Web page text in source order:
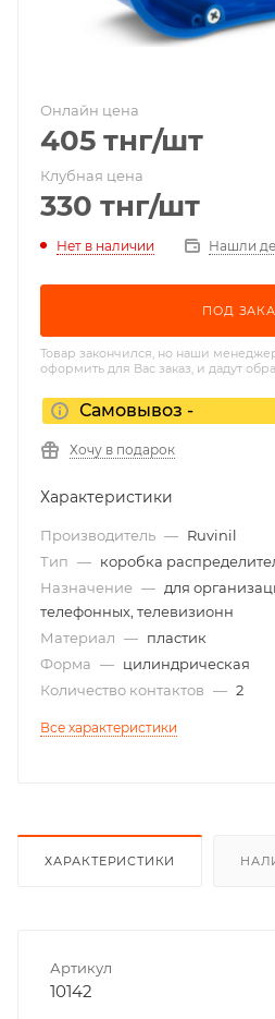
Онлайн цена
405 тнг/шт
Клубная цена
330 тнг/шт
Нет в наличии Нашли
ПОД
Товар закончился, но наши
оформить для Вас заказ, и дадут
Самовывоз -
Хочу в подарок
Характеристики
Производитель — Ruvinil
Тип — коробка
Назначение — для
телефонных, телевизионн
Материал — пластик
Форма — цилиндрическая
Количество контактов — 2
Все характеристики
ХАРАКТЕРИСТИКИ
Артикул
10142